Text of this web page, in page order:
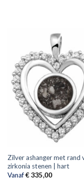
Zilver ashanger met rand
zirkonia stenen | hart
Vanaf€335,00